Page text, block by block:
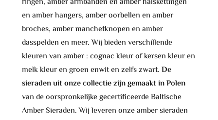
en amber hangers, amber oorbellen en amber
broches, amber manchetknopen en amber
dasspelden en meer. Wij bieden verschillende
kleuren van amber : cognac kleur of kersen kleur en
melk kleur en groen enwit en zelfs zwart. De
sieraden uit onze collectie zijn gemaakt in Polen
van de oorspronkelijke gecertificeerde Baltische
Amber Sieraden. Wij leveren onze amber sieraden